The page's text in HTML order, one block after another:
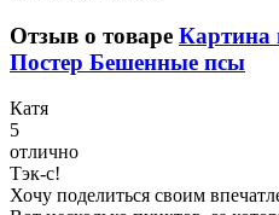
Отзыв о товаре Картина
Постер Бешенные псы
Катя
5
отлично
Тэк-с!
Хочу поделиться своим